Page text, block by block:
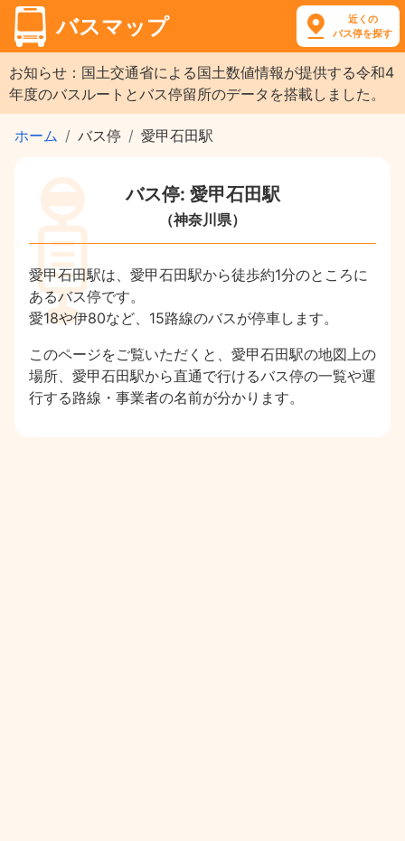
バスマップ
近くの
バス停を探す
お知らせ：国土交通省による国土数値情報が提供する令和4
年度のバスルートとバス停留所のデータを搭載しました。
ホーム バス停 愛甲石田駅
バス停: 愛甲石田駅
（神奈川県）
愛甲石田駅は、愛甲石田駅から徒歩約1分のところに
あるバス停です。
愛18や伊80など、15路線のバスが停車します。
このページをご覧いただくと、愛甲石田駅の地図上の
場所、愛甲石田駅から直通で行けるバス停の一覧や運
行する路線・事業者の名前が分かります。